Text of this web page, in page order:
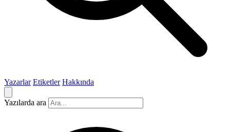
Yazarlar Etiketler Hakkında
Yazılarda ara